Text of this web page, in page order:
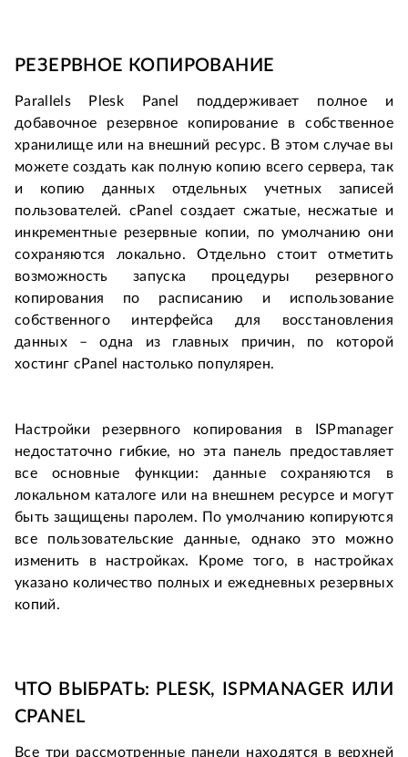
РЕЗЕРВНОЕ КОПИРОВАНИЕ
Parallels Plesk Panel поддерживает полное и
добавочное резервное копирование в собственное
хранилище или на внешний ресурс. В этом случае вы
можете создать как полную копию всего сервера, так
и копию данных отдельных учетных записей
пользователей. cPanel создает сжатые, несжатые и
инкрементные резервные копии, по умолчанию они
сохраняются локально. Отдельно стоит отметить
возможность запуска процедуры резервного
копирования по расписанию и использование
собственного интерфейса для восстановления
данных – одна из главных причин, по которой
хостинг cPanel настолько популярен.
Настройки резервного копирования в ISPmanager
недостаточно гибкие, но эта панель предоставляет
все основные функции: данные сохраняются в
локальном каталоге или на внешнем ресурсе и могут
быть защищены паролем. По умолчанию копируются
все пользовательские данные, однако это можно
изменить в настройках. Кроме того, в настройках
указано количество полных и ежедневных резервных
копий.
ЧТО ВЫБРАТЬ: PLESK, ISPMANAGER ИЛИ
CPANEL
Все три рассмотренные панели находятся в верхней